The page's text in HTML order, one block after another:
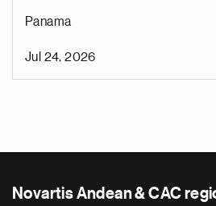
Panama
Jul 24, 2026
Novartis Andean & CAC